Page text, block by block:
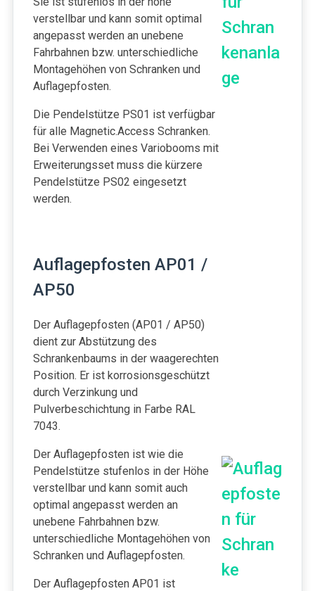
verstellbar und kann somit optimal
angepasst werden an unebene
Fahrbahnen bzw. unterschiedliche
Montagehöhen von Schranken und
Auflagepfosten.
Die Pendelstütze PS01 ist verfügbar
für alle Magnetic.Access Schranken.
Bei Verwenden eines Variobooms mit
Erweiterungsset muss die kürzere
Pendelstütze PS02 eingesetzt
werden.
Auflagepfosten AP01 /
AP50
Der Auflagepfosten (AP01 / AP50)
dient zur Abstützung des
Schrankenbaums in der waagerechten
Position. Er ist korrosionsgeschützt
durch Verzinkung und
Pulverbeschichtung in Farbe RAL
7043.
Der Auflagepfosten ist wie die
Pendelstütze stufenlos in der Höhe
verstellbar und kann somit auch
optimal angepasst werden an
unebene Fahrbahnen bzw.
unterschiedliche Montagehöhen von
Schranken und Auflagepfosten.
Der Auflagepfosten AP01 ist